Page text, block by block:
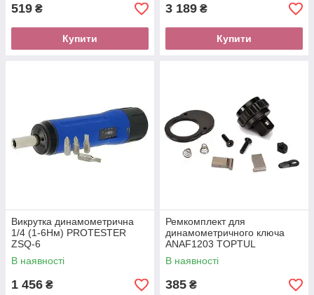
519 ₴
Купити
3 189 ₴
Купити
Викрутка динамометрична
1/4 (1-6Нм) PROTESTER
ZSQ-6
В наявності
1 456 ₴
Ремкомплект для
динамометричного ключа
ANAF1203 TOPTUL
ALAD1203
В наявності
385 ₴